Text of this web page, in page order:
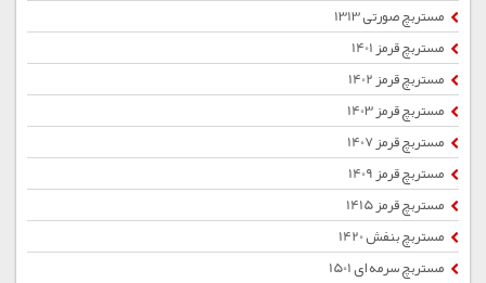
مستربچ صورتی 1313
مستربچ قرمز 1401
مستربچ قرمز 1402
مستربچ قرمز 1403
مستربچ قرمز 1407
مستربچ قرمز 1409
مستربچ قرمز 1415
مستربچ بنفش 1420
مستربچ سرمه ای 1501